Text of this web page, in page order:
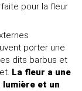
pour la fleur
porter une
dits barbus et
La fleur a une
et un